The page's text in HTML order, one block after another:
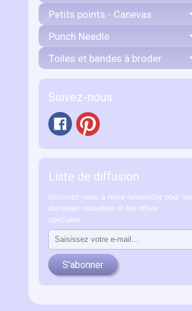
Petits points - Canevas
Punch Needle
Toiles et bandes à broder
Suivez-nous
Liste de diffusion
Inscrivez-vous à notre newsletter pour les
dernières nouvelles et les offres
spéciales.
S'abonner